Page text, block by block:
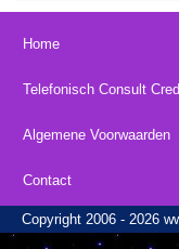
Home
Telefonisch Consult
Algemene Voorwaarden
Contact
Copyright 2006 - 2026